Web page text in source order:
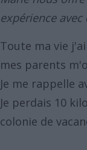
expérience
Toute ma vie
mes parents
Je me rappelle
Je perdais 10
colonie de